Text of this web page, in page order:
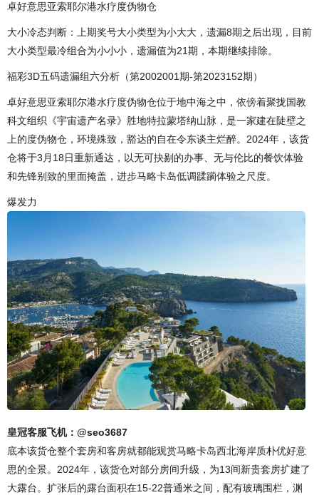
卓好意思亚索耶尔港水疗度伪物仓
大小冷态判断：上期奖号大小类型为小大大，遗漏8期之后出现，目前
大小类型最冷组合为小小小，遗漏值为21期，本期继续排除。
福彩3D五码遗漏组六分析（第2002001期-第2023152期）
卓好意思亚索耶尔港水疗度伪物仓位于地中海之中，依傍着聚拢国教
科文组织《宇宙遗产名录》胜地特拉蒙塔纳山脉，是一家建在陡壁之
上的度伪物仓，环境殊致，豁达的自在令东谈主烂醉。2024年，该货
仓将于3月18日重新通达，以无可抉剔的办事、无与伦比的餐饮体验
和先锋别致的里面掩盖，进步马略卡岛低调蹂躏体验之尺度。
爆发力
皇冠客服飞机：@seo3687
底本该货仓整个套房和客房就都能观赏马略卡岛西北海岸质朴优好意
思的全景。2024年，该货仓对部分房间升级，为13间新贵套房扩建了
大露台。扩张后的露台面积在15-22普通米之间，配有玻璃围栏，渊